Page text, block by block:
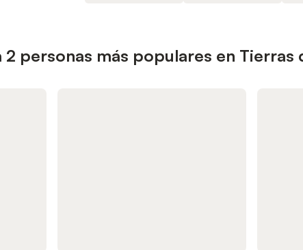
2 personas más populares en Tierras